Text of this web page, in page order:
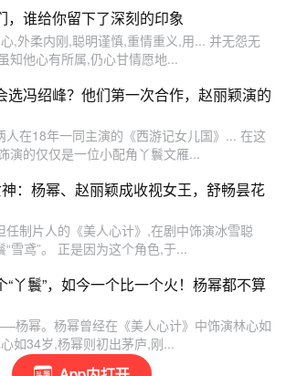
，谁给你留下了深刻的印象
,外柔内刚,聪明谨慎,重情重义,用... 并无怨无
知他心有所属,仍心甘情愿地...
选冯绍峰？他们第一次合作，赵丽颖演的
人在18年一同主演的《西游记女儿国》... 在这
演的仅仅是一位小配角丫鬟文雁...
：杨幂、赵丽颖成收视女王，舒畅昙花
任制片人的《美人心计》,在剧中饰演冰雪聪
雪鸢”。 正是因为这个角色,于...
“丫鬟”，如今一个比一个火！杨幂都不算
杨幂。杨幂曾经在《美人心计》中饰演林心如
如34岁,杨幂则初出茅庐,刚...